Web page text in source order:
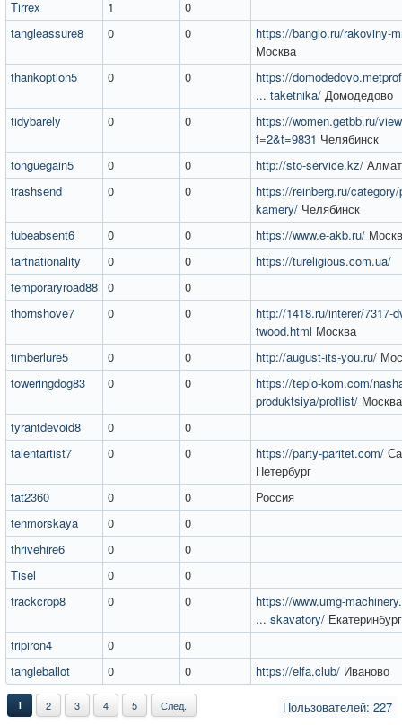
Tirrex 1
0
tangleassure8
0 0
https://banglo.ru/rakoviny-
Москва
thankoption5
0 0
https://
... taketnika/ Домодедово
tidybarely
0 0
https://women.getbb.ru/
f=2&t=9831 Челябинск
tonguegain5
0 0 http://sto-service.kz/
trashsend
0 0
https://reinberg.ru/
kamery/ Челябинск
tubeabsent6
0 0 https://www.e-akb.ru/
tartnationality
0 0
https://tureligious.com.ua/
temporaryroad88 0
0
thornshove7
0 0
http://1418.ru/interer/7317-
twood.html Москва
timberlure5
0 0 http://august-its-you.ru/
toweringdog83
0 0
https://teplo-kom.com/
produktsiya/proflist/ Москва
tyrantdevoid8
0
0
talentartist7
0 0 https://party-paritet.com/
Петербург
tat2360
0 0
Россия
tenmorskaya
0
0
thrivehire6
0
0
Tisel
0
0
trackcrop8
0 0
https://www.umg-
... skavatory/ Екатеринбург
tripiron4
0
0
tangleballot
0 0 https://elfa.club/ Иваново
Пользователей: 227
1 2 3 4 5 След.